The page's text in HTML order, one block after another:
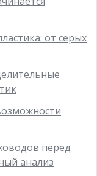
от серых
перед
анализ